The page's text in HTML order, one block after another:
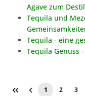
Agave zum
Tequila und
Tequila - eine
Tequila Genuss
1 2 3